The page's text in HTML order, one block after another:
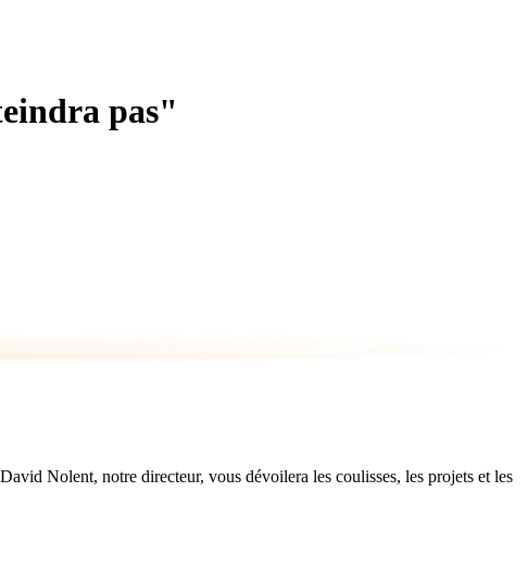
pas"
Nolent, notre directeur, vous dévoilera les coulisses, les projets et les